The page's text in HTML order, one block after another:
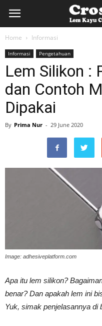
lemkayu.net
Lem
Vinyl
Cepat
Home Informasi
Informasi Pengetahuan
Lem Silikon :
dan Contoh
Dipakai
By Prima Nur - 29 June 2020
Image: adhesiveplatform.com
Apa itu lem silikon?
benar? Dan apakah lem ini
Yuk, simak penjelasannya di